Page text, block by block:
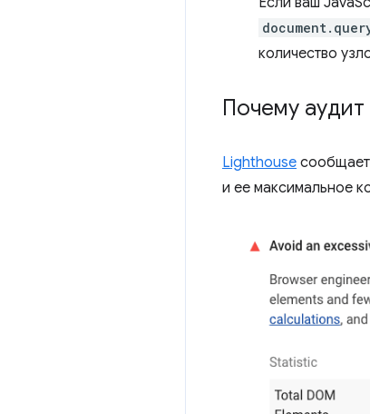
количество
Почему
Lighthouse
и ее максимальное